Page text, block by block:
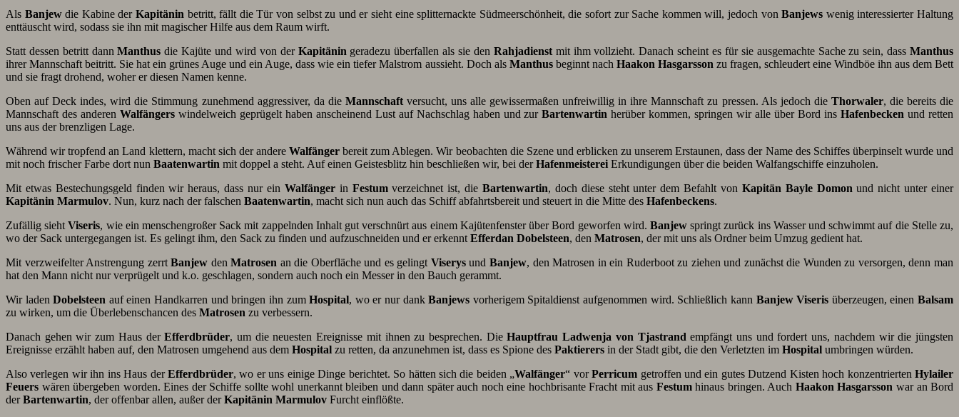
Als Banjewdie Kabine derKapitänin betritt, fällt die Tür von selbst zu und er sieht eine splitternackte Südmeerschönheit, die sofort zur Sache kommen will, jedoch vonBanjews wenig interessierter Haltung
enttäuscht wird, sodass sie ihn mit magischer Hilfe aus dem Raum wirft.
Statt dessen betritt dannManthus die Kajüte und wird von der Kapitänin geradezu überfallen als sie den Rahjadienstmit ihm vollzieht. Danach scheint es für sie ausgemachte Sache zu sein, dassManthus
ihrer Mannschaft beitritt. Sie hat ein grünes Auge und ein Auge, dass wie ein tiefer Malstrom aussieht. Doch als Manthusbeginnt nach Haakon Hasgarsson zu fragen, schleudert eine Windböe ihn aus dem Bett
und sie fragt drohend, woher er diesen Namen kenne.
Oben auf Deck indes, wird die Stimmung zunehmend aggressiver, da die Mannschaftversucht, uns alle gewissermaßen unfreiwillig in ihre Mannschaft zu pressen. Als jedoch die Thorwaler, die bereits die
Mannschaft des anderen Walfängerswindelweich geprügelt haben anscheinend Lust auf Nachschlag haben und zurBartenwartin herüber kommen, springen wir alle über Bord insHafenbecken und retten
uns aus der brenzligen Lage.
Während wir tropfend an Land klettern, macht sich der andere Walfänger bereit zum Ablegen. Wir beobachten die Szene und erblicken zu unserem Erstaunen, dass der Name des Schiffes überpinselt wurde und
mit noch frischer Farbe dort nun Baatenwartin mit doppel a steht. Auf einen Geistesblitz hin beschließen wir, bei derHafenmeisterei Erkundigungen über die beiden Walfangschiffe einzuholen.
Mit etwas Bestechungsgeld finden wir heraus, dass nur ein Walfängerin Festumverzeichnet ist, die Bartenwartin, doch diese steht unter dem Befahlt von Kapitän Bayle Domon und nicht unter einer
Kapitänin Marmulov. Nun, kurz nach der falschen Baatenwartin, macht sich nun auch das Schiff abfahrtsbereit und steuert in die Mitte des Hafenbeckens.
Zufällig siehtViseris, wie ein menschengroßer Sack mit zappelnden Inhalt gut verschnürt aus einem Kajütenfenster über Bord geworfen wird. Banjewspringt zurück ins Wasser und schwimmt auf die Stelle zu,
wo der Sack untergegangen ist. Es gelingt ihm, den Sack zu finden und aufzuschneiden und er erkennt Efferdan Dobelsteen, den Matrosen, der mit uns als Ordner beim Umzug gedient hat.
Mit verzweifelter Anstrengung zerrtBanjew denMatrosen an die Oberfläche und es gelingt ViserysundBanjew, den Matrosen in ein Ruderboot zu ziehen und zunächst die Wunden zu versorgen, denn man
hat den Mann nicht nur verprügelt und k.o. geschlagen, sondern auch noch ein Messer in den Bauch gerammt.
Wir ladenDobelsteen auf einen Handkarren und bringen ihn zumHospital, wo er nur dankBanjews vorherigem Spitaldienst aufgenommen wird. Schließlich kann Banjew Viseris überzeugen, einenBalsam
zu wirken, um die Überlebenschancen des Matrosen zu verbessern.
Danach gehen wir zum Haus derEfferdbrüder, um die neuesten Ereignisse mit ihnen zu besprechen. DieHauptfrau Ladwenja von Tjastrand empfängt uns und fordert uns, nachdem wir die jüngsten
Ereignisse erzählt haben auf, den Matrosen umgehend aus dem Hospital zu retten, da anzunehmen ist, dass es Spione des Paktierers in der Stadt gibt, die den Verletzten im Hospital umbringen würden.
Also verlegen wir ihn ins Haus derEfferdbrüder, wo er uns einige Dinge berichtet. So hätten sich die beiden „Walfänger“ vorPerricum getroffen und ein gutes Dutzend Kisten hoch konzentriertenHylailer
Feuers wären übergeben worden. Eines der Schiffe sollte wohl unerkannt bleiben und dann später auch noch eine hochbrisante Fracht mit aus Festumhinaus bringen. Auch Haakon Hasgarsson war an Bord
derBartenwartin, der offenbar allen, außer derKapitänin Marmulov Furcht einflößte.